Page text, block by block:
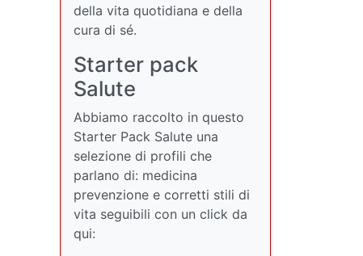
della vita quotidiana e della
cura di sé.
Starter pack
Salute
Abbiamo raccolto in questo
Starter Pack Salute una
selezione di profili che
parlano di: medicina
prevenzione e corretti stili di
vita seguibili con un click da
qui: